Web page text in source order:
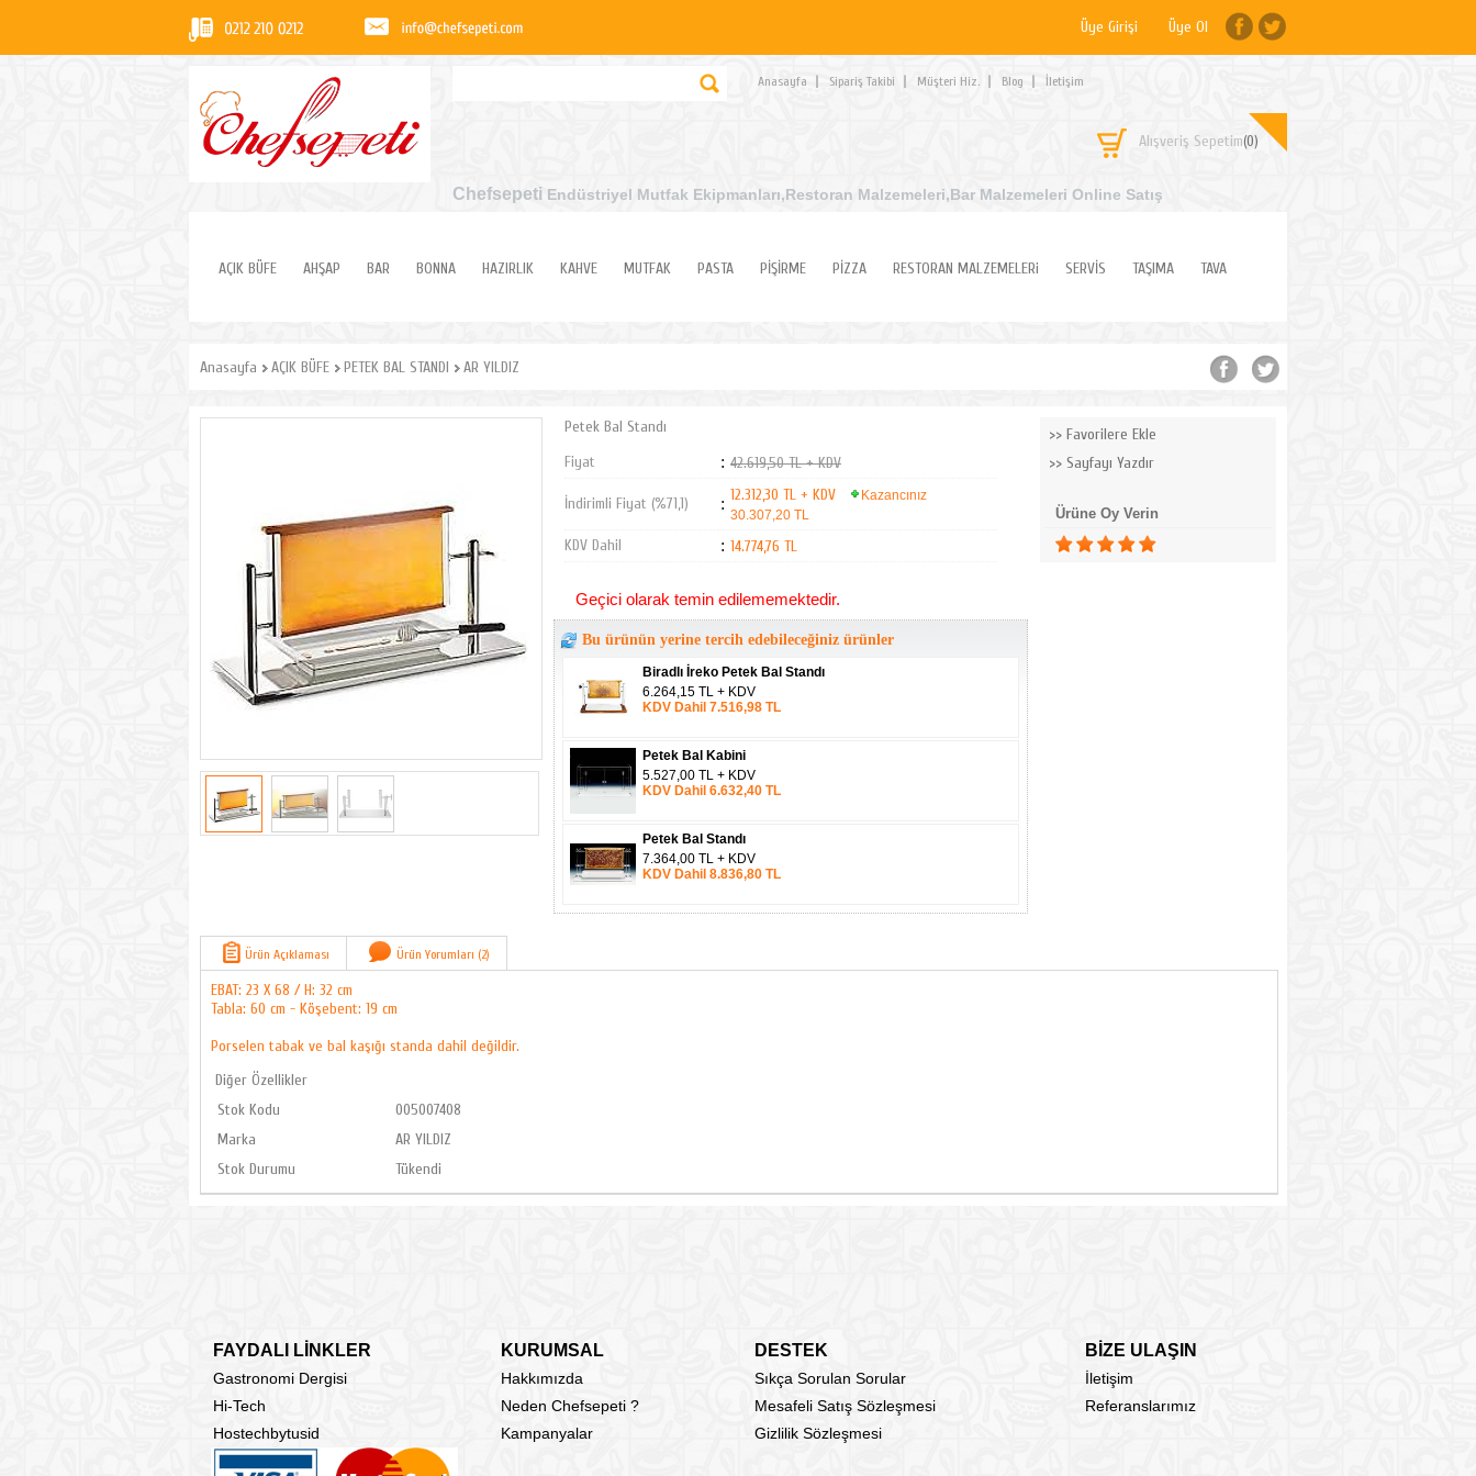
Üye Girişi Üye Ol
Anasayfa Sipariş Takibi Müşteri Hiz. Blog İletişim
Alışveriş Sepetim(0)
Chefsepeti Endüstriyel Mutfak Ekipmanları,Restoran Malzemeleri,Bar Malzemeleri Online Satış
AÇIK BÜFE AHŞAP BAR BONNA HAZIRLIK KAHVE MUTFAK PASTA PİŞİRME PİZZA RESTORAN MALZEMELERi SERVİS TAŞIMA TAVA
Anasayfa AÇIK BÜFE PETEK BAL STANDI AR YILDIZ
Petek Bal Standı
Fiyat
: 42.619,50 TL + KDV
İndirimli Fiyat (%71,1) : 12.312,30 TL + KDV
Kazancınız
30.307,20 TL
KDV Dahil : 14.774,76 TL
Geçici olarak temin edilememektedir.
Bu ürünün yerine tercih edebileceğiniz ürünler
Biradlı İreko Petek Bal Standı
6.264,15 TL + KDV
KDV Dahil 7.516,98 TL
Petek Bal Kabini
5.527,00 TL + KDV
KDV Dahil 6.632,40 TL
Petek Bal Standı
7.364,00 TL + KDV
KDV Dahil 8.836,80 TL
Favorilere Ekle
Sayfayı Yazdır
Ürüne Oy Verin
Ürün Açıklaması Ürün Yorumları (2)
EBAT: 23 X 68 / H: 32 cm
Tabla: 60 cm - Köşebent: 19 cm
Porselen tabak ve bal kaşığı standa dahil değildir.
Diğer Özellikler
Stok Kodu
005007408
Marka
AR YILDIZ
Stok Durumu
Tükendi
FAYDALI LİNKLER KURUMSAL DESTEK BİZE ULAŞIN
Gastronomi Dergisi Hakkımızda Sıkça Sorulan Sorular
İletişim
Hi-Tech
Neden Chefsepeti ? Mesafeli Satış Sözleşmesi
Referanslarımız
Hostechbytusid
Kampanyalar Gizlilik Sözleşmesi